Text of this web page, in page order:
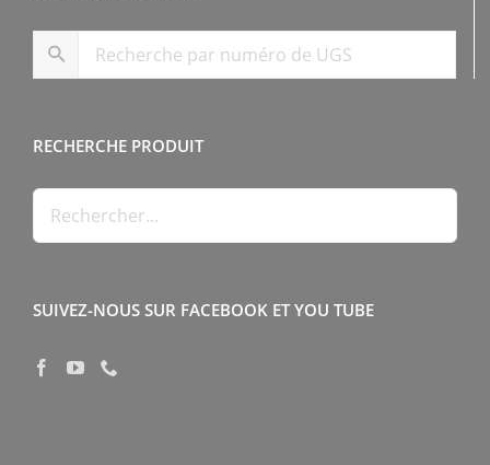
RECHERCHE PRODUIT
SUIVEZ-NOUS SUR FACEBOOK ET YOU TUBE